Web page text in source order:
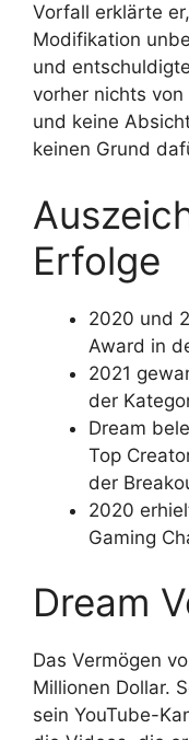
Vorfall erklärte
Modifikation
und
vorher nichts
und keine
keinen Grund
Erfolge
2020 und
Award in
2021
der
Dream
Top
der
2020
Gaming
Dream
Das Vermögen
Millionen Dollar.
sein YouTube-